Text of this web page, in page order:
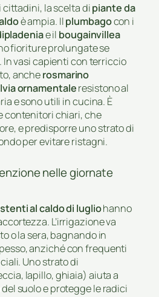
la scelta dipiante da
è ampia. Ilplumbagocon i
e il bougainvillea
fioriture prolungate se
In vasi capienti con terriccio
ancherosmarino
ornamentaleresistono al
e sono utili in cucina. È
contenitori chiari, che
e predisporre uno strato di
per evitare ristagni.
nelle giornate
al caldo di lugliohanno
L’irrigazione va
o la sera, bagnando in
anziché con frequenti
Uno strato di
lapillo, ghiaia) aiuta a
suolo e protegge le radici